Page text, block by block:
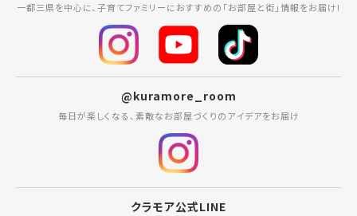
一都三県を中心に、子育てファミリーにおすすめの「お部屋と街」情報をお届け!
@kuramore_room
毎日が楽しくなる、素敵なお部屋づくりのアイデアをお届け
クラモア公式LINE